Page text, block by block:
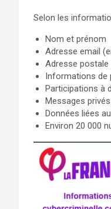
Selon les
Nom et prénom
Adresse email
Adresse
Informations de
Participations à
Messages
Données liées
Environ 20 000